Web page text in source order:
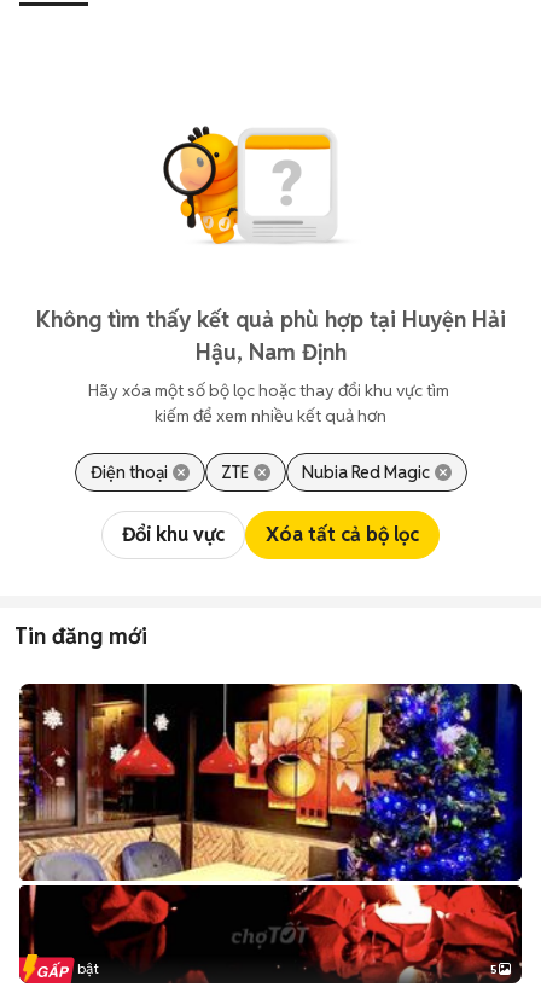
Không tìm thấy kết quả phù hợp tại Huyện Hải
Hậu, Nam Định
Hãy xóa một số bộ lọc hoặc thay đổi khu vực tìm
kiếm để xem nhiều kết quả hơn
Điện thoại ZTE Nubia Red Magic
Đổi khu vực Xóa tất cả bộ lọc
Tin đăng mới
Tin nổi bật 5